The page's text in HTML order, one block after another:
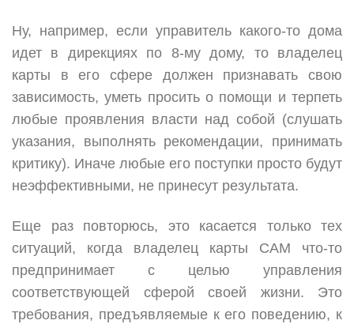
Ну, например, если управитель какого-то дома
идет в дирекциях по 8-му дому, то владелец
карты в его сфере должен признавать свою
зависимость, уметь просить о помощи и терпеть
любые проявления власти над собой (слушать
указания, выполнять рекомендации, принимать
критику). Иначе любые его поступки просто будут
неэффективными, не принесут результата.
Еще раз повторюсь, это касается только тех
ситуаций, когда владелец карты САМ что-то
предпринимает с целью управления
соответствующей сферой своей жизни. Это
требования, предъявляемые к его поведению, к